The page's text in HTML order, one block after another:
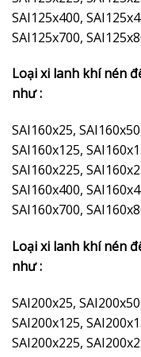
SAI125x400,
SAI125x700,
Loại xi lanh khí nén
như :
SAI160x25,
SAI160x125,
SAI160x225,
SAI160x400,
SAI160x700,
Loại xi lanh khí nén
như :
SAI200x25,
SAI200x125,
SAI200x225,